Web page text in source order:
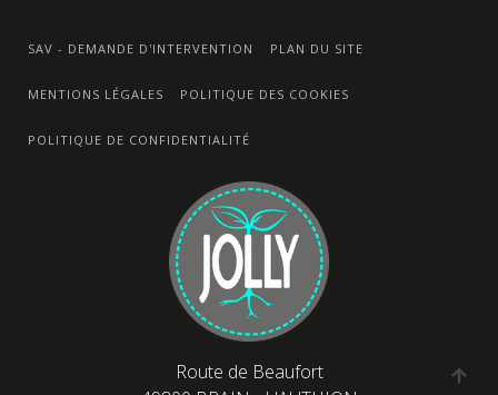
SAV - DEMANDE D'INTERVENTION PLAN DU SITE
MENTIONS LÉGALES POLITIQUE DES COOKIES
POLITIQUE DE CONFIDENTIALITÉ
Route de Beaufort